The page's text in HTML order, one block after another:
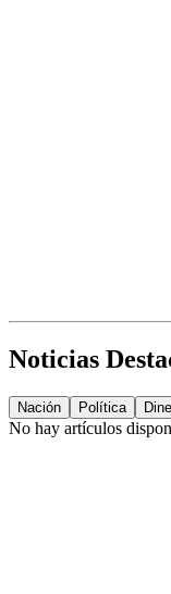
Noticias
Nación Política
No hay artículos